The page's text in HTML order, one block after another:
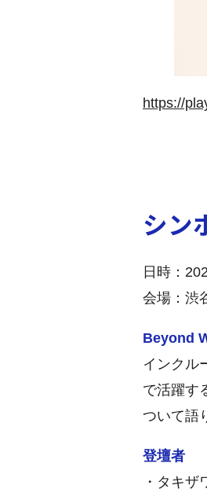
https://
シン
日時：
会場：渋
Beyond
インクル
で活躍す
ついて語
登壇者
・タキザ